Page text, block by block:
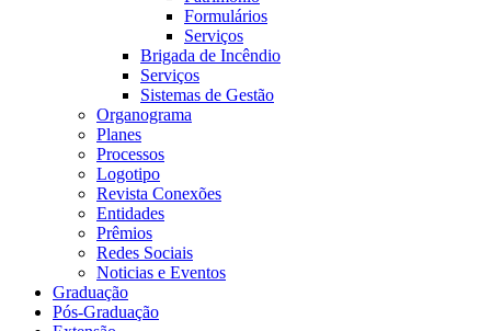
Formulários
Serviços
Brigada de Incêndio
Serviços
Sistemas de Gestão
Organograma
Planes
Processos
Logotipo
Revista Conexões
Entidades
Prêmios
Redes Sociais
Noticias e Eventos
Graduação
Pós-Graduação